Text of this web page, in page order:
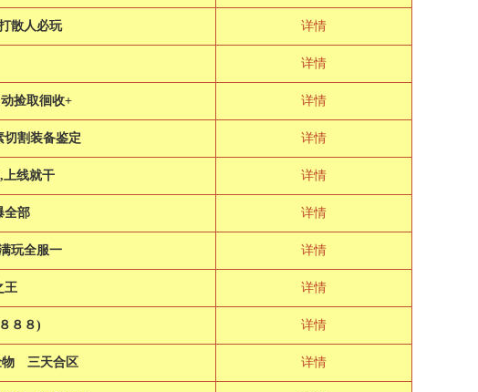
散人必玩 详情
详情
捡取徊收+ 详情
切割装备鉴定 详情
上线就干 详情
全部 详情
玩全服一 详情
王 详情
８８) 详情
物 三天合区 详情